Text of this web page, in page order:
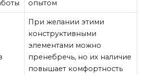
опытом
При желании этими
конструктивными
элементами можно
пренебречь, но их наличие
повышает комфортность